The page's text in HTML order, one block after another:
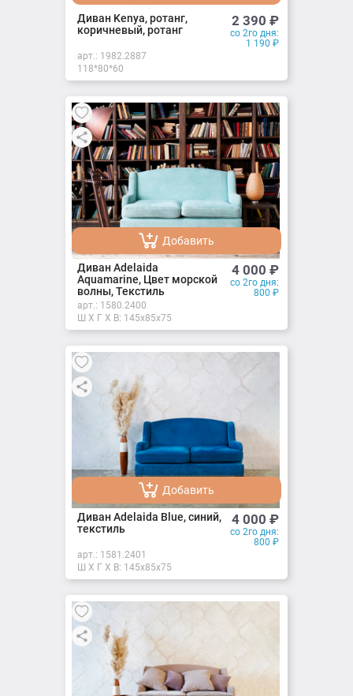
Добавлено
Диван Kenya, ротанг,
коричневый, ротанг
2 390 ₽
со 2го дня:
1 190 ₽
арт.: 1982.2887
118*80*60
Добавить
Добавлено
Диван Adelaida
Aquamarine, Цвет морской
волны, Текстиль
4 000 ₽
со 2го дня:
800 ₽
арт.: 1580.2400
Ш X Г X В: 145х85х75
Добавить
Добавлено
Диван Adelaida Blue, синий,
текстиль
4 000 ₽
со 2го дня:
800 ₽
арт.: 1581.2401
Ш X Г X В: 145х85х75